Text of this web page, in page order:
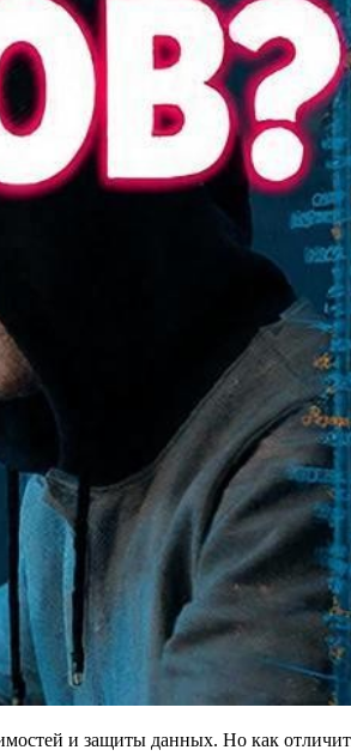
и защиты данных. Но как